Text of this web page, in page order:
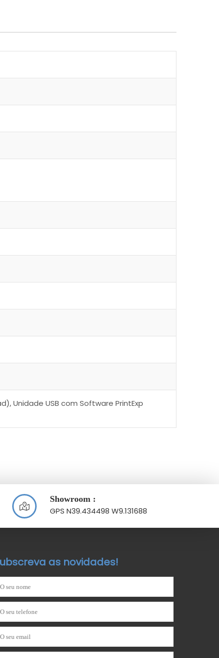
Unidade USB com Software PrintExp
Showroom :
GPS N39.434498 W9.131688
as novidades!